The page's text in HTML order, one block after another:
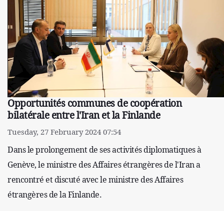
Opportunités communes de coopération
bilatérale entre l'Iran et la Finlande
Tuesday, 27 February 2024 07:54
Dans le prolongement de ses activités diplomatiques à
Genève, le ministre des Affaires étrangères de l'Iran a
rencontré et discuté avec le ministre des Affaires
étrangères de la Finlande.